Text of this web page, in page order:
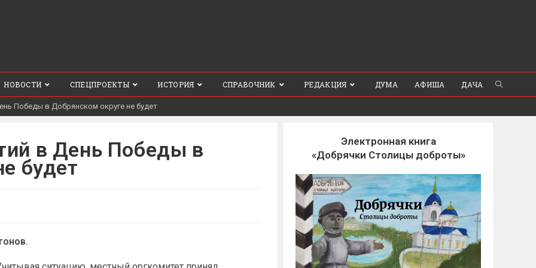
НОВОСТИ СПЕЦПРОЕКТЫ ИСТОРИЯ СПРАВОЧНИК РЕДАКЦИЯ ДУМА АФИША ДАЧА
Победы в Добрянском округе не будет
в День Победы в
будет
Электронная книга
«Добрячки Столицы доброты»